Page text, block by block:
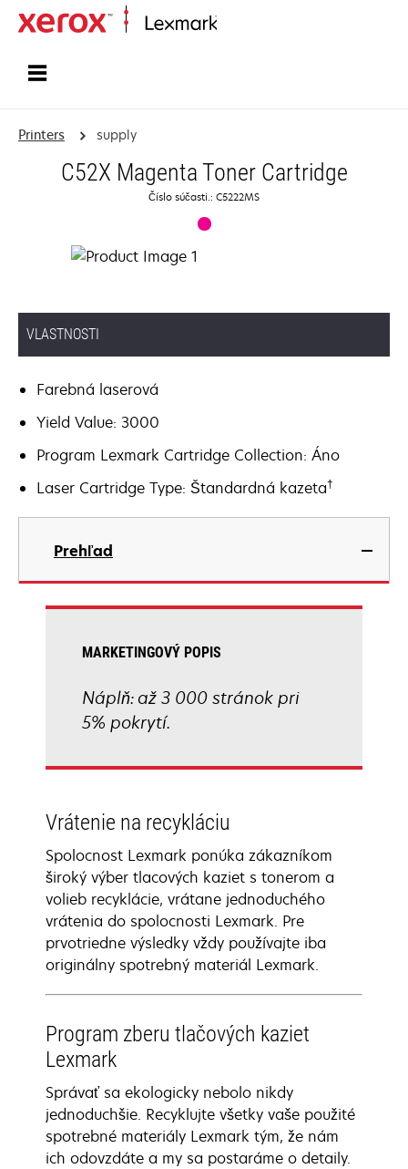
Printers supply
C52X Magenta Toner Cartridge
Číslo súčasti.: C5222MS
VLASTNOSTI
Farebná laserová
Yield Value: 3000
Program Lexmark Cartridge Collection: Áno
Laser Cartridge Type: Štandardná kazeta†
Prehľad
MARKETINGOVÝ POPIS
Náplň: až 3 000 stránok pri
5% pokrytí.
Vrátenie na recykláciu
Spolocnost Lexmark ponúka zákazníkom
široký výber tlacových kaziet s tonerom a
volieb recyklácie, vrátane jednoduchého
vrátenia do spolocnosti Lexmark. Pre
prvotriedne výsledky vždy používajte iba
originálny spotrebný materiál Lexmark.
Program zberu tlačových kaziet
Lexmark
Správať sa ekologicky nebolo nikdy
jednoduchšie. Recyklujte všetky vaše použité
spotrebné materiály Lexmark tým, že nám
ich odovzdáte a my sa postaráme o detaily.